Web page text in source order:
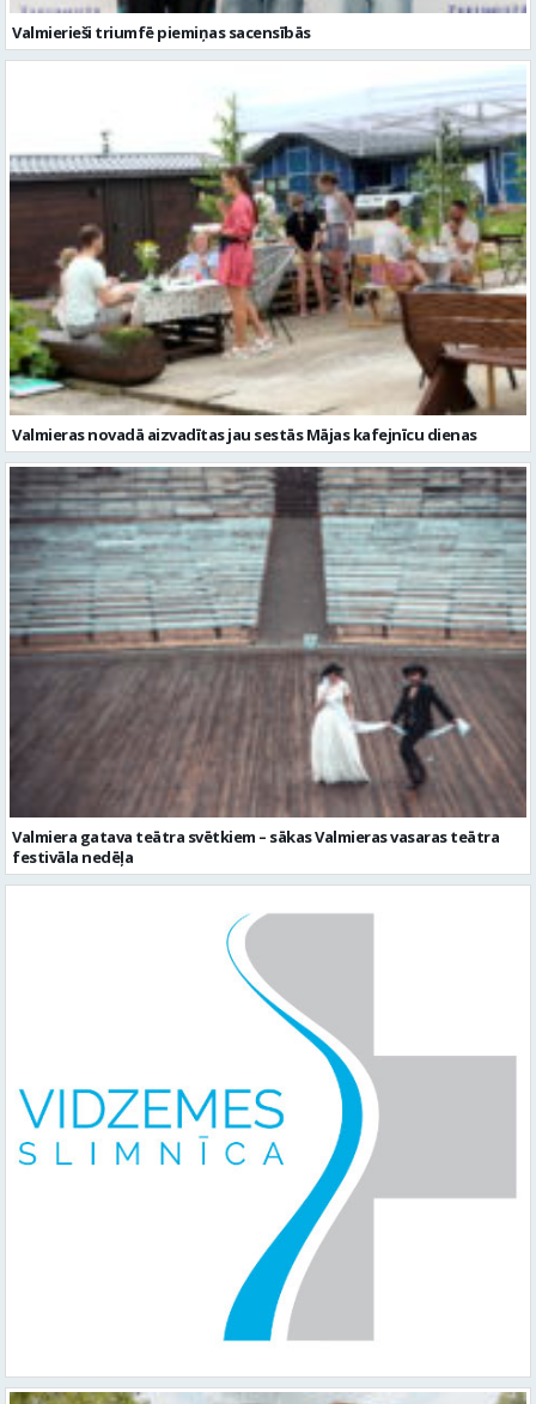
Valmierieši triumfē piemiņas sacensībās
Valmieras novadā aizvadītas jau sestās Mājas kafejnīcu dienas
Valmiera gatava teātra svētkiem – sākas Valmieras vasaras teātra
festivāla nedēļa